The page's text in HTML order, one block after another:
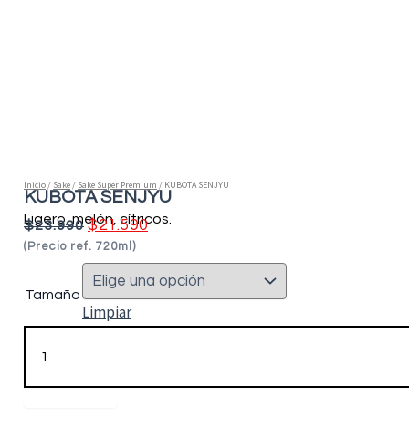
Inicio/ Sake/ Sake Super Premium / KUBOTA SENJYU
KUBOTA SENJYU
Ligero, melón, cítricos.
$23.990 $21.590
(Precio ref. 720ml)
Tamaño
Limpiar